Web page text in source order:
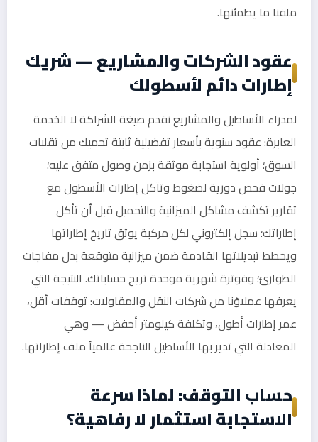
ملفنا ما يطمئنها.
عقود الشركات والمشاريع — شريك
إطارات دائم لأسطولك
لمدراء الأساطيل والمشاريع نقدم صيغة الشراكة لا الخدمة
العابرة: عقود سنوية بأسعار تفضيلية ثابتة تحميك من تقلبات
السوق؛ أولوية استجابة موثقة بزمن وصول متفق عليه؛
جولات فحص دورية لضغوط وتآكل إطارات الأسطول مع
تقارير تكشف مشاكل الميزانية والتحميل قبل أن تأكل
إطاراتك؛ سجل إلكتروني لكل مركبة يوثق تاريخ إطاراتها
ويخطط تبديلاتها القادمة ضمن ميزانية متوقعة بدل مفاجآت
الطوارئ؛ وفوترة شهرية موحدة تريح حساباتك. النتيجة التي
يعرفها عملاؤنا من شركات النقل والمقاولات: توقفات أقل،
عمر إطارات أطول، وتكلفة كيلومتر أخفض — وهي
المعادلة التي تدير بها الأساطيل الناجحة عالمياً ملف إطاراتها.
حساب التوقف: لماذا سرعة
الاستجابة استثمار لا رفاهية؟